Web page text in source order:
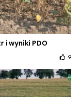
i wyniki PDO
9